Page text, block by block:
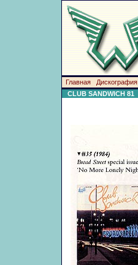
Главная Дискография
CLUB SANDWICH 81